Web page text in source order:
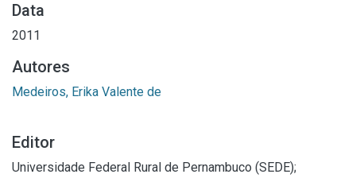
Data
2011
Autores
Medeiros, Erika Valente de
Editor
Universidade Federal Rural de Pernambuco (SEDE);